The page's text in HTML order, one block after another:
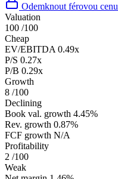
Odemknout férovou cenu
Valuation
100 /100
Cheap
EV/EBITDA 0.49x
P/S 0.27x
P/B 0.29x
Growth
8 /100
Declining
Book val. growth 4.45%
Rev. growth 0.87%
FCF growth N/A
Profitability
2 /100
Weak